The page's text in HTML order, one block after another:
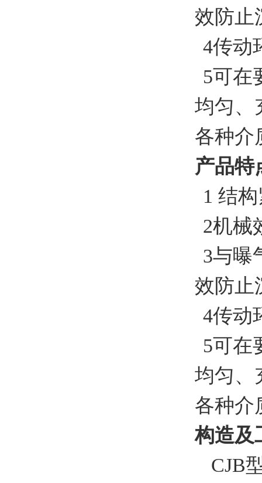
效防止
4传动
5可在
均匀、
各种介
产品特
1 结
2机械
3与曝
效防止
4传动
5可在
均匀、
各种介
构造及
CJB